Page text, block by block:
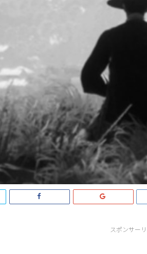
スポンサー